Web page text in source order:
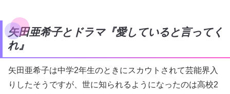
矢田亜希子とドラマ『愛していると言ってく
れ』
矢田亜希子は中学2年生のときにスカウトされて芸能界入
りしたそうですが、世に知られるようになったのは高校2